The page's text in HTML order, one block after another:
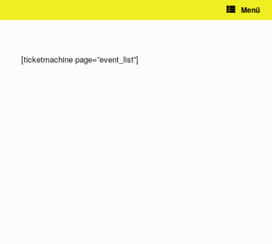
Menü
[ticketmachine page=”event_list”]